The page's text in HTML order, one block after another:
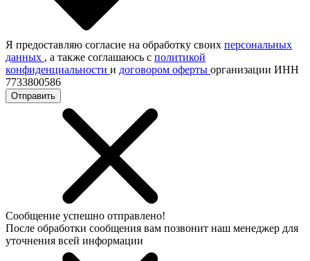
Я предоставляю согласие на обработку своих персональных
данных , а также соглашаюсь с политикой
конфиденциальности и договором оферты организации ИНН
7733800586
Отправить
Сообщение успешно отправлено!
После обработки сообщения вам позвонит наш менеджер для
уточнения всей информации